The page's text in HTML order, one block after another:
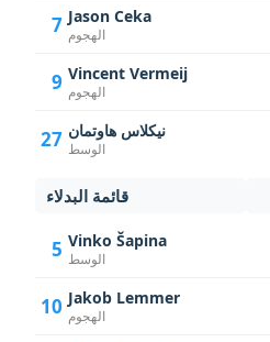
7 Jason Ceka
الهجوم
9 Vincent Vermeij
الهجوم
27 نيكلاس هاوتمان
الوسط
قائمة البدلاء
5 Vinko Šapina
الوسط
10 Jakob Lemmer
الهجوم